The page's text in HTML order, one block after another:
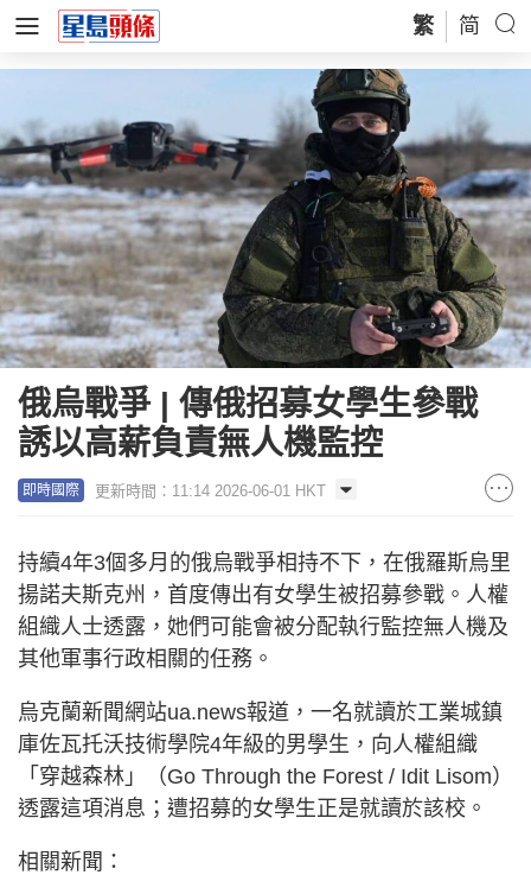
繁 简
俄烏戰爭 | 傳俄招募女學生參戰
誘以高薪負責無人機監控
即時國際 更新時間：11:14 2026-06-01 HKT
持續4年3個多月的俄烏戰爭相持不下，在俄羅斯烏里
揚諾夫斯克州，首度傳出有女學生被招募參戰。人權
組織人士透露，她們可能會被分配執行監控無人機及
其他軍事行政相關的任務。
烏克蘭新聞網站ua.news報道，一名就讀於工業城鎮
庫佐瓦托沃技術學院4年級的男學生，向人權組織
「穿越森林」（Go Through the Forest / Idit Lisom）
透露這項消息；遭招募的女學生正是就讀於該校。
相關新聞：